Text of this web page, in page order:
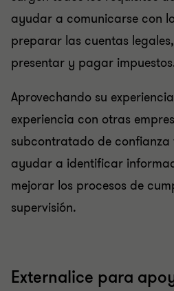
ayudar a comunicarse con
preparar las cuentas
presentar y pagar
Aprovechando su
experiencia con otras
subcontratado de confianza
ayudar a identificar
mejorar los procesos de
supervisión.
Externalice para